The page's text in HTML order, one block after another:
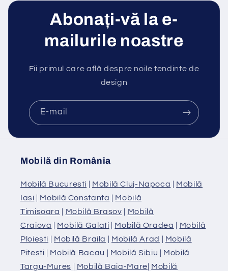
Abonați-vă la e-
mailurile noastre
Fii primul care află despre noile tendinte de
design
E-mail
Mobilă din România
Mobilă Bucuresti | Mobilă Cluj-Napoca | Mobilă
Iasi | Mobilă Constanta | Mobilă
Timisoara | Mobilă Brasov | Mobilă
Craiova | Mobilă Galati | Mobilă Oradea | Mobilă
Ploiesti | Mobilă Braila | Mobilă Arad | Mobilă
Pitesti | Mobilă Bacau | Mobilă Sibiu | Mobilă
Targu-Mures | Mobilă Baia-Mare| Mobilă